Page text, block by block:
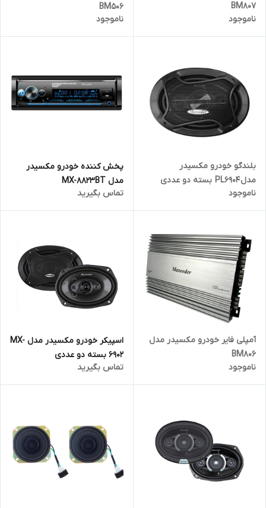
BM807
ناموجود
BM506
ناموجود
بلندگو خودرو مکسیدر
مدل PL6904 بسته دو عددی
ناموجود
پخش کننده خودرو مکسیدر
مدل MX-8823BT
تماس بگیرید
آمپلی فایر خودرو مکسیدر مدل
BM806
ناموجود
اسپیکر خودرو مکسیدر مدل MX-
6902 بسته دو عددی
تماس بگیرید